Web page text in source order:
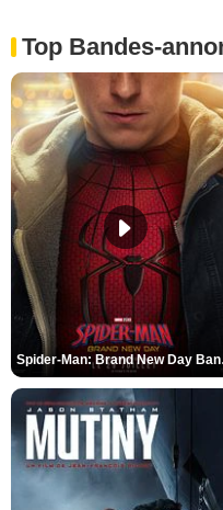
Top Bandes-